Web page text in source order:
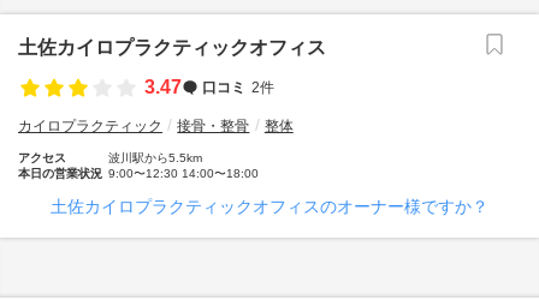
土佐カイロプラクティックオフィス
3.47
口コミ 2件
カイロプラクティック 接骨・整骨 整体
アクセス
波川駅から5.5km
本日の営業状況 9:00〜12:30 14:00〜18:00
土佐カイロプラクティックオフィスのオーナー様ですか？